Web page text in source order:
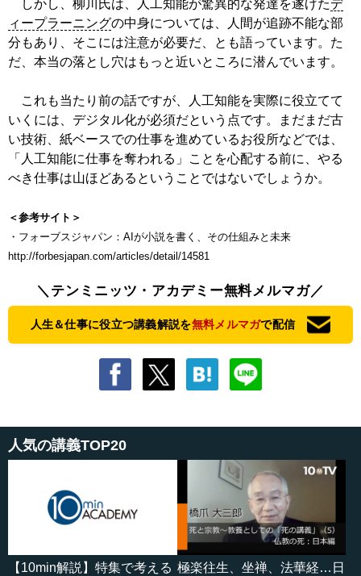
しかし、柳川氏は、人工知能が驚異的な発達を遂げたデ
ィープラーニングの中身については、人間が追跡不能な部
分もあり、そこには注意が必要だ、とも語っています。た
だ、本当の落とし穴はもっと近いところに潜んでいます。
これも当たり前の話ですが、人工知能を実際に役立てて
いくには、デジタル化が必須だという点です。まだまだ古
い技術、紙ベースでの仕事を進めているお役所などでは、
「人工知能に仕事を奪われる」ことを心配する前に、やる
べき仕事は山ほどあるということではないでしょうか。
＜参考サイト＞
・フォーブスジャパン：AIが小説を書く、その仕組みと未来
http://forbesjapan.com/articles/detail/14581
＼テンミニッツ・アカデミー無料メルマガ／
人生＆仕事に役立つ講義解説を無料メルマガで配信
人気の講義TOP20
【10min解説】特集で考える 極楽往生、坐禅、法華経…日